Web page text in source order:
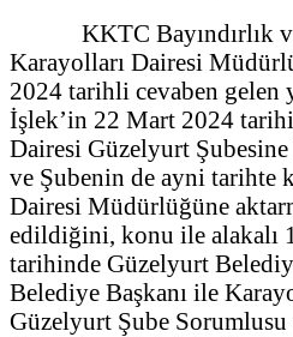
KKTC Bayındırlık ve
Karayolları Dairesi
2024 tarihli cevaben gelen
İşlek’in 22 Mart 2024
Dairesi Güzelyurt
ve Şubenin de ayni tarihte
Dairesi Müdürlüğüne
edildiğini, konu ile alakalı
tarihinde Güzelyurt
Belediye Başkanı ile
Güzelyurt Şube